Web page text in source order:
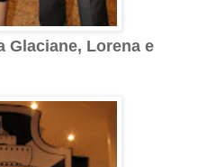
Glaciane, Lorena e